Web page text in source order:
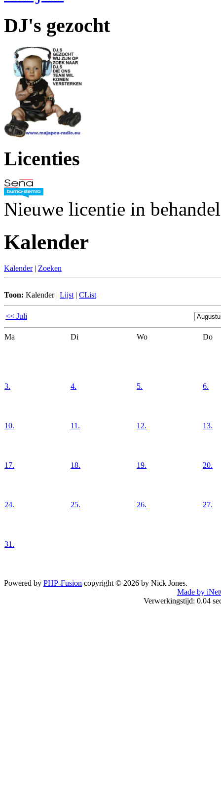
DJ's gezocht
Licenties
Nieuwe licentie in
Kalender
Kalender | Zoeken
Toon: Kalender| Lijst | CList
<< Juli
Ma Di Wo Do
3. 4. 5. 6.
10. 11. 12. 13.
17. 18. 19. 20.
24. 25. 26. 27.
31.
Powered by PHP-Fusion copyright © 2026 by Nick Jones.
Made by
Verwerkingstijd: 0.04